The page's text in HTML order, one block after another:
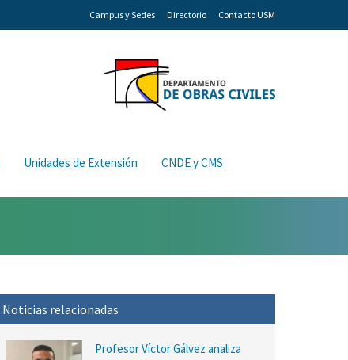
Campus y Sedes Directorio Contacto USM
Unidades de Extensión CNDE y CMS
Noticias relacionadas
Profesor Víctor Gálvez analiza